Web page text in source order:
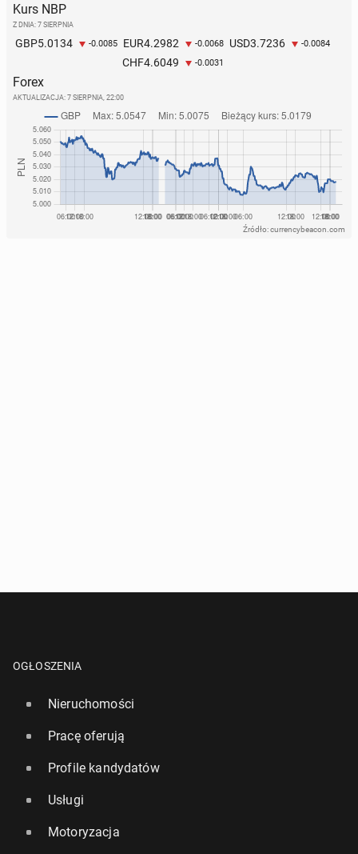
Kurs NBP
Z DNIA: 7 SIERPNIA
GBP5.0134 -0.0085 EUR4.2982 -0.0068 USD3.7236 -0.0084
CHF4.6049 -0.0031
Forex
AKTUALIZACJA: 7 SIERPNIA, 22:00
Źródło: currencybeacon.com
OGŁOSZENIA
Nieruchomości
Pracę oferują
Profile kandydatów
Usługi
Motoryzacja